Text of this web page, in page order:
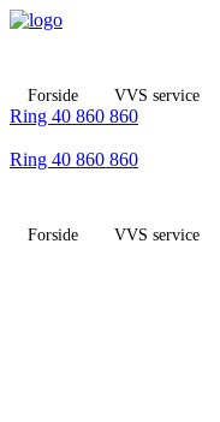
Videre
Forside VVS service
Ring 40 860 860
Ring 40 860 860
Forside VVS service